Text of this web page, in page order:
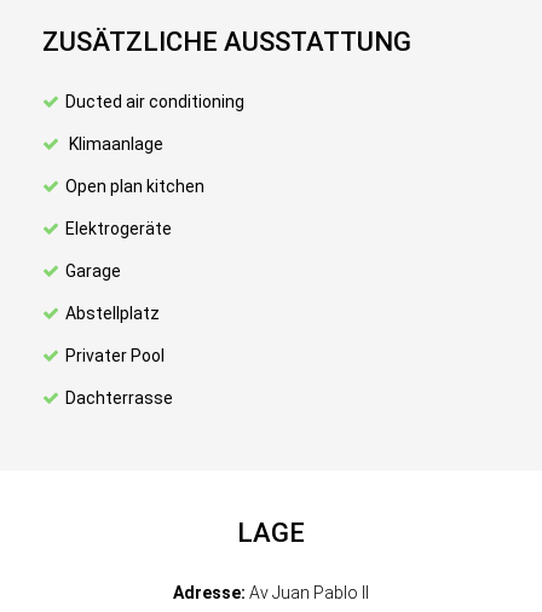
ZUSÄTZLICHE AUSSTATTUNG
Ducted air conditioning
Klimaanlage
Open plan kitchen
Elektrogeräte
Garage
Abstellplatz
Privater Pool
Dachterrasse
LAGE
Adresse: Av Juan Pablo II